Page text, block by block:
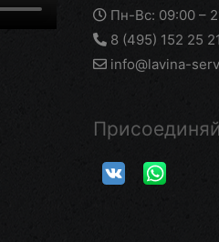
Пн-Вс: 09:00 –
8 (495) 152 25 21
info@lavina-